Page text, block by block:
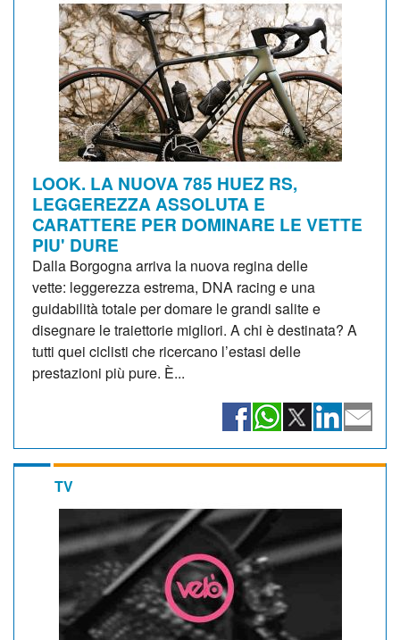
LOOK. LA NUOVA 785 HUEZ RS,
LEGGEREZZA ASSOLUTA E
CARATTERE PER DOMINARE LE VETTE
PIU' DURE
Dalla Borgogna arriva la nuova regina delle
vette: leggerezza estrema, DNA racing e una
guidabilità totale per domare le grandi salite e
disegnare le traiettorie migliori. A chi è destinata? A
tutti quei ciclisti che ricercano l’estasi delle
prestazioni più pure. È...
TV